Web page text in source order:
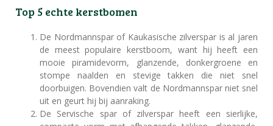
Top 5 echte kerstbomen
De Nordmannspar of Kaukasische zilverspar is al jaren
de meest populaire kerstboom, want hij heeft een
mooie piramidevorm, glanzende, donkergroene en
stompe naalden en stevige takken die niet snel
doorbuigen. Bovendien valt de Nordmannspar niet snel
uit en geurt hij bij aanraking.
De Servische spar of zilverspar heeft een sierlijke,